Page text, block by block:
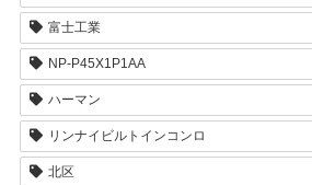
富士工業
NP-P45X1P1AA
ハーマン
リンナイビルトインコンロ
北区